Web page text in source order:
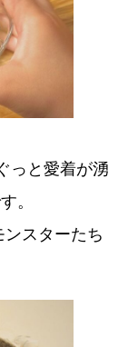
っと愛着が湧
。
ンスターたち